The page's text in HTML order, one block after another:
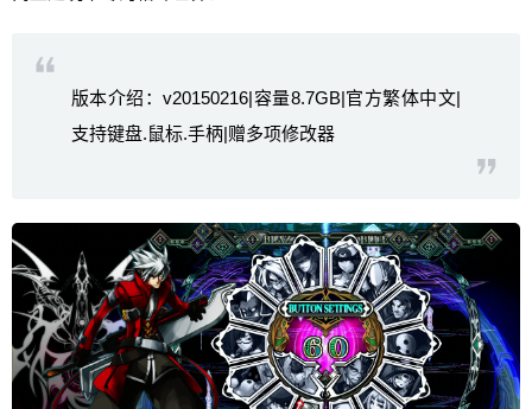
版本介绍：v20150216|容量8.7GB|官方繁体中文|
支持键盘.鼠标.手柄|赠多项修改器